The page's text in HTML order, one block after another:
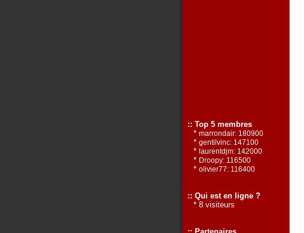
:: Top 5 membres
* marrondair: 180900
* gentilvinc: 147100
* laurentdjm: 142000
* Droopy: 116500
* olivier77: 116400
:: Qui est en ligne ?
* 8 visiteurs